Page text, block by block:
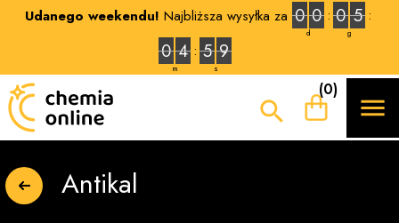
Udanego weekendu! Najbliższa wysyłka za 0 0
d
0 5
g
0 4
m
5 8
s

(0)

Antikal